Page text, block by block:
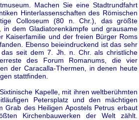
Machen Sie eine Stadtrundfahrt
Hinterlassenschaften des Römischen
Colloseum (80 n. Chr.), das größte
in dem Gladiatorenkämpfe und grausame
Kaiserfamilie und der freien Bürger Roms
Ebenso beieindruckend ist das sehr
seit dem 7. Jh. n. Chr. als christliche
des Forum Romanums, die vier
der Caracalla-Thermen, in denen heute
stattfinden.
Kapelle, mit ihren weltberühmten
Petersplatz und den mächtigen
Grab des Heiligen Apostels Petrus erbaut
Kirchenbauwerken der Welt zählt.